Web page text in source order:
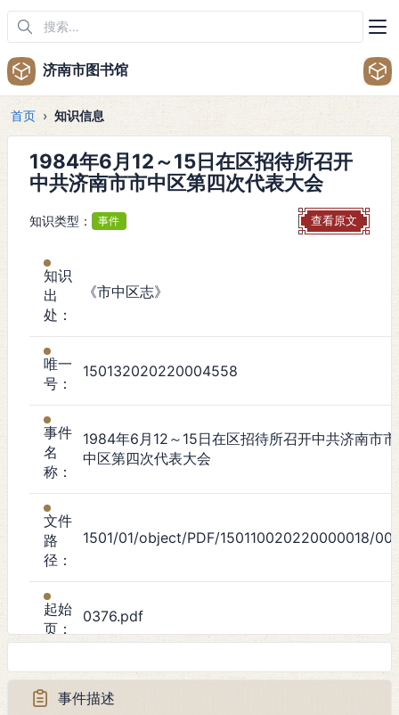
济南市图书馆
首页 知识信息
1984年6月12～15日在区招待所召开
中共济南市市中区第四次代表大会
知识类型： 事件 查看原文
知识
出
处：
《市中区志》
唯一
号：
150132020220004558
事件
名
称：
1984年6月12～15日在区招待所召开中共济南市市
中区第四次代表大会
文件
路
径：
1501/01/object/PDF/150110020220000018/001
起始
页：
0376.pdf
事件
类
政治事件
事件描述